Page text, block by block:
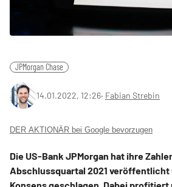
JPMorgan Chase
14.01.2022, 12:26‧ Fabian Strebin
DER AKTIONÄR bei Google bevorzugen
Die US-Bank JPMorgan hat ihre
Abschlussquartal 2021 veröffentlicht